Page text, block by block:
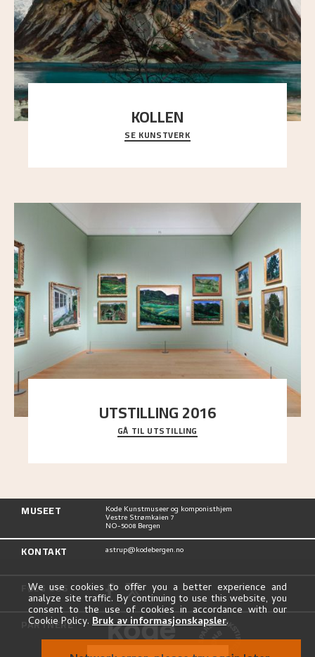
KOLLEN
Et ruvende fjell dominerer bildeflaten, og står i
sterk kontrast til det spinkle rognetreet ute
SE KUNSTVERK
UTSTILLING 2016
En komplett oversikt over Nikolai Astrups
utstillinger, fra debuten i 1900 og frem til i dag.
GÅ TIL UTSTILLING
MUSEET Kode Kunstmuseer og komponisthjem
Vestre Strømkaien 7
NO-5008 Bergen
KONTAKT astrup@kodebergen.no
FØLG OSS
PARTNERE
We use cookies to offer you a better experience and
analyze site traffic. By continuing to use this website, you
consent to the use of cookies in accordance with our
Cookie Policy. Bruk av informasjonskapsler.